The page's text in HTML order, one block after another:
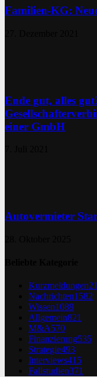
Familien-KG:
Ende gut, alles
einer GmbH
Autovermieter
Kurzmeldungen
Nachrichten1582
Wissen1089
Allgemein821
M&A570
Finanzierung535
Strategie493
Interviews415
Fallstudien371